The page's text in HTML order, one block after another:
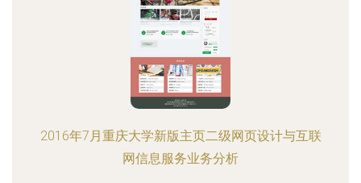
2016年7月重庆大学新版主页二级网页设计与互联
网信息服务业务分析